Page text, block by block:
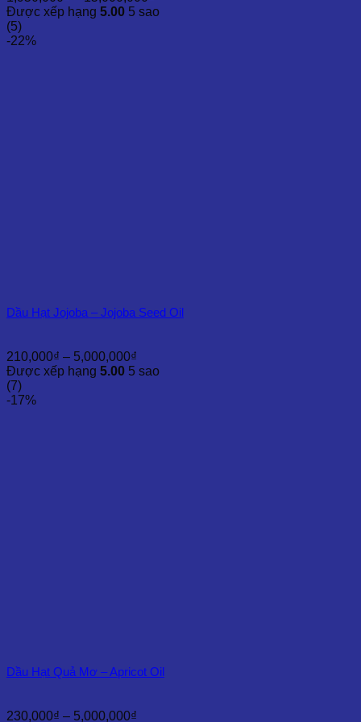
giá:
Được xếp hạng 5.00 5 sao
(5)
-22%
Dầu Hạt Jojoba – Jojoba Seed Oil
210,000₫ – 5,000,000₫
giá:
Được xếp hạng 5.00 5 sao
(7)
-17%
Dầu Hạt Quả Mơ – Apricot Oil
230,000₫ – 5,000,000₫